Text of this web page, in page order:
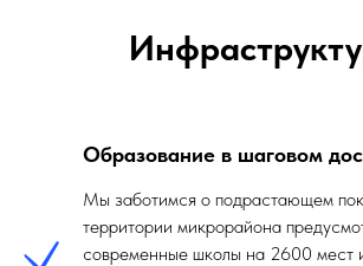
Образование в шаговом
Мы заботимся о подрастающем
территории микрорайона
современные школы на 2600 мест